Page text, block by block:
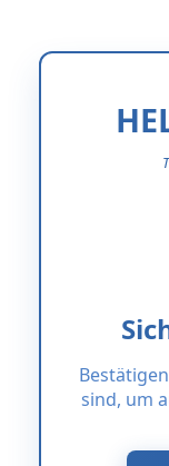
sind, um